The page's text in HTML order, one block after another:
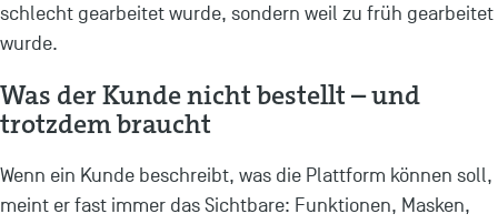
schlecht gearbeitet wurde, sondern weil zu früh gearbeitet
wurde.
Was der Kunde nicht bestellt – und
trotzdem braucht
Wenn ein Kunde beschreibt, was die Plattform können soll,
meint er fast immer das Sichtbare: Funktionen, Masken,